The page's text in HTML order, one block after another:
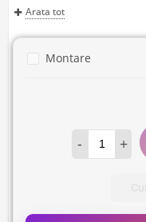
Arata tot
Montare
- +